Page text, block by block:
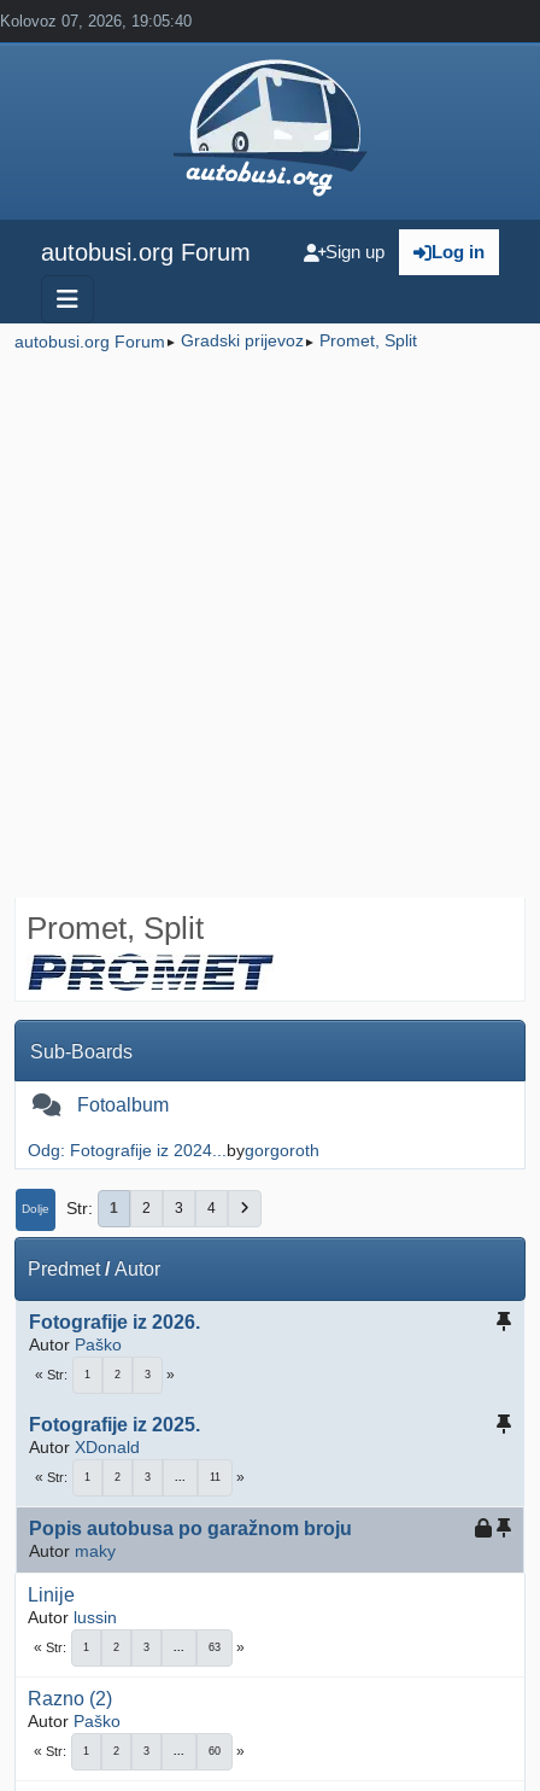
Kolovoz 07, 2026, 19:05:40
autobusi.org Forum Log in
Sign up
autobusi.org Forum ► Gradski prijevoz► Promet, Split
Promet, Split
Sub-Boards
Fotoalbum
Odg: Fotografije iz 2024... bygorgoroth
Dolje Str 1 2 3 4
Predmet/Autor
Fotografije iz 2026.
Autor Paško
Str 1 2 3
Fotografije iz 2025.
Autor XDonald
Str 1 2 3 ... 11
Popis autobusa po garažnom broju
Autor maky
Linije
Autor lussin
Str 1 2 3 ... 63
Razno (2)
Autor Paško
Str 1 2 3 ... 60